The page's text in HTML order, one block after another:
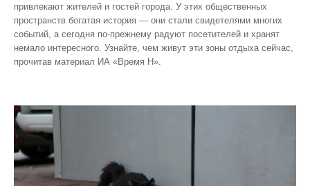
привлекают жителей и гостей города. У этих общественных
пространств богатая история — они стали свидетелями многих
событий, а сегодня по‑прежнему радуют посетителей и хранят
немало интересного. Узнайте, чем живут эти зоны отдыха сейчас,
прочитав материал ИА «Время Н».